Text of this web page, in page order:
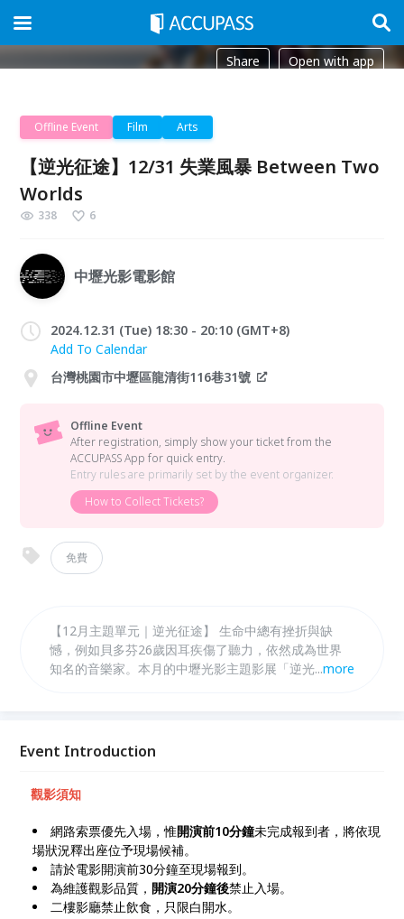
Share Open with app
Offline Event Film Arts
【逆光征途】12/31 失業風暴 Between Two
Worlds
338 6
中壢光影電影館
2024.12.31 (Tue) 18:30 - 20:10 (GMT+8)
Add To Calendar
台灣桃園市中壢區龍清街116巷31號
Offline Event
After registration, simply show your ticket from the
ACCUPASS App for quick entry.
Entry rules are primarily set by the event organizer.
How to Collect Tickets?
免費
【12月主題單元｜逆光征途】 生命中總有挫折與缺
憾，例如貝多芬26歲因耳疾傷了聽力，依然成為世界
知名的音樂家。本月的中壢光影主題影展「逆光征途」
品的傳達帶來更多逆境之中看見曙光的力量，讓觀眾看
...more
Event Introduction
觀影須知
網路索票優先入場，惟開演前10分鐘未完成報到者，將依現
場狀況釋出座位予現場候補。
請於電影開演前30分鐘至現場報到。
為維護觀影品質， 開演20分鐘後禁止入場。
二樓影廳禁止飲食，只限白開水。